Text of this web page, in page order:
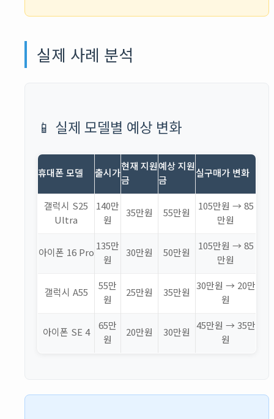
실제 사례 분석
📱 실제 모델별 예상 변화
휴대폰 모델 출시가
현재 지원
금
예상 지원
금
실구매가 변화
갤럭시 S25
Ultra
140만
원
35만원 55만원
105만원 → 85
만원
아이폰 16 Pro
135만
원
30만원 50만원
105만원 → 85
만원
갤럭시 A55
55만
원
25만원 35만원
30만원 → 20만
원
아이폰 SE 4
65만
원
20만원 30만원
45만원 → 35만
원